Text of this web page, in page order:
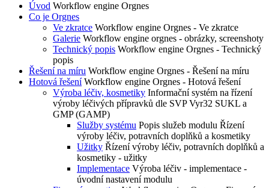
Úvod Workflow engine Orgnes
Co je Orgnes
Ve zkratce Workflow engine Orgnes - Ve zkratce
Galerie Workflow engine orgnes - obrázky, screenshoty
Technický popis Workflow engine Orgnes - Technický
popis
Řešení na míru Workflow engine Orgnes - Řešení na míru
Hotová řešení Workflow engine Orgnes - Hotová řešení
Výroba léčiv, kosmetiky Informační systém na řízení
výroby léčivých přípravků dle SVP Vyr32 SUKL a
GMP (GAMP)
Služby systému Popis služeb modulu Řízení
výroby léčiv, potravních doplňků a kosmetiky
Užitky Řízení výroby léčiv, potravních doplňků a
kosmetiky - užitky
Implementace Výroba léčiv - implementace -
úvodní nastavení modulu